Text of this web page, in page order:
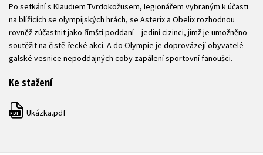
Po setkání s Klaudiem Tvrdokožusem, legionářem vybraným k účasti
na blížících se olympijských hrách, se Asterix a Obelix rozhodnou
rovněž zúčastnit jako římští poddaní – jediní cizinci, jimž je umožněno
soutěžit na čistě řecké akci. A do Olympie je doprovázejí obyvatelé
galské vesnice nepoddajných coby zapálení sportovní fanoušci.
Ke stažení
PDF Ukázka.pdf